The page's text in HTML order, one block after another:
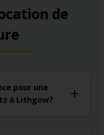
de
pour une
à Lithgow?